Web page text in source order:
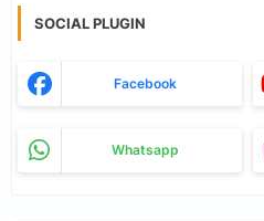
SOCIAL PLUGIN
Facebook
Whatsapp